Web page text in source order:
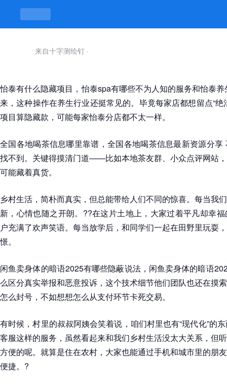
来自十字测绘钉 ·
怡泰有什么隐藏项目，怡泰spa有哪些不为人知的服务和怡泰
来，这种操作在养生行业还挺常见的。毕竟每家店都想留点“
项目算隐藏款，可能每家怡泰分店都不太一样。
全国各地喝茶信息哪里靠谱，全国各地喝茶信息最新资源分
找不到。关键得摸清门道——比如本地茶友群、小众点评网站
可能藏着真货。
乡村生活，简朴而真实，但总能带给人们不同的惊喜。每当我
新，心情也随之开朗。?‍?在这片土地上，大家过着平凡却幸
户充满了欢声笑语。每当放学后，和同学们一起在田野里玩耍
憬。
闲鱼卖身体的暗语2025有哪些隐蔽说法，闲鱼卖身体的暗语
么区分真实举报和恶意投诉，这个技术细节他们团队也还在摸
怎么封号，不如想想怎么从支付环节卡死交易。
有时候，村里的叔叔阿姨会笑着说，咱们村里也有“现代化”的
客服这样的服务，虽然看起来和我们乡村生活没太大关系，但
方便的呢。就算是住在农村，大家也能通过手机和城市里的朋
便捷。?